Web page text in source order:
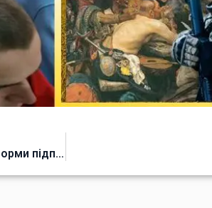
Семінар-тренінг на тему «Бізнес-проєкти та стартапи як форми підприємницької діяльності».